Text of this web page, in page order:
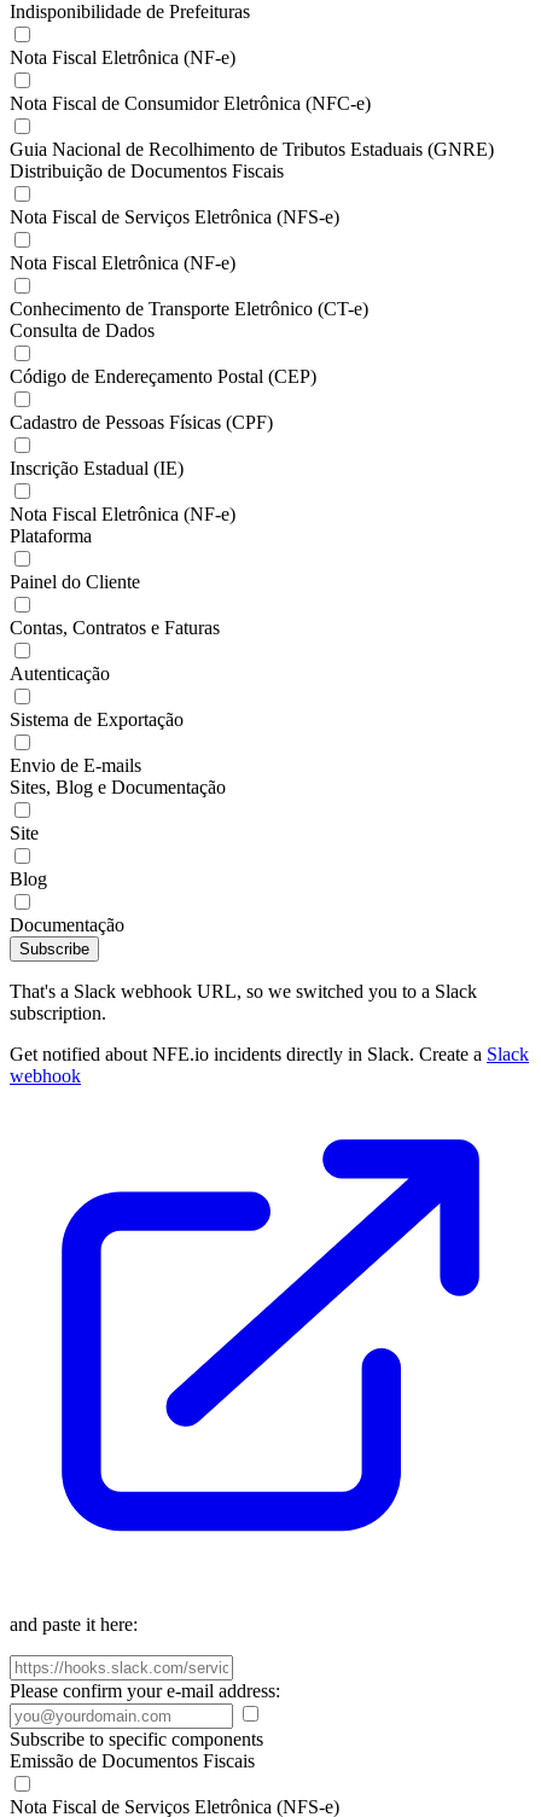
Indisponibilidade de Prefeituras
Nota Fiscal Eletrônica (NF-e)
Nota Fiscal de Consumidor Eletrônica (NFC-e)
Guia Nacional de Recolhimento de Tributos Estaduais (GNRE)
Distribuição de Documentos Fiscais
Nota Fiscal de Serviços Eletrônica (NFS-e)
Nota Fiscal Eletrônica (NF-e)
Conhecimento de Transporte Eletrônico (CT-e)
Consulta de Dados
Código de Endereçamento Postal (CEP)
Cadastro de Pessoas Físicas (CPF)
Inscrição Estadual (IE)
Nota Fiscal Eletrônica (NF-e)
Plataforma
Painel do Cliente
Contas, Contratos e Faturas
Autenticação
Sistema de Exportação
Envio de E-mails
Sites, Blog e Documentação
Site
Blog
Documentação
Subscribe
That's a Slack webhook URL, so we switched you to a Slack
subscription.
Get notified about NFE.io incidents directly in Slack. Create a Slack
webhook
and paste it here:
Please confirm your e-mail address:
Subscribe to specific components
Emissão de Documentos Fiscais
Nota Fiscal de Serviços Eletrônica (NFS-e)